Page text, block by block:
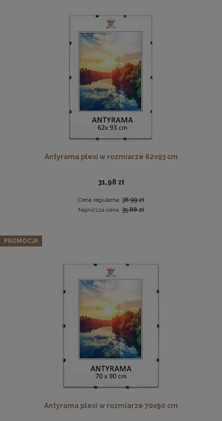
Ramka na zdjęcia 30x60 cm, drewniana w kolorze czarnym
49,99 zł
DO KOSZYKA
Podkładka korkowa z nadrukiem, reprodukcja w
rozmiarze 30x40 cm- Baletnica
15,99 zł
DO KOSZYKA
Antyrama plexi w rozmiarze 62x93 cm
31,98 zł
Cena regularna: 38,99 zł
Najniższa cena:35,88 zł
Antyrama plexi w rozmiarze 70x90 cm
PROMOCJA